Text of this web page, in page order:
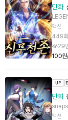
만화
액션
449
29
100원
만화
액션